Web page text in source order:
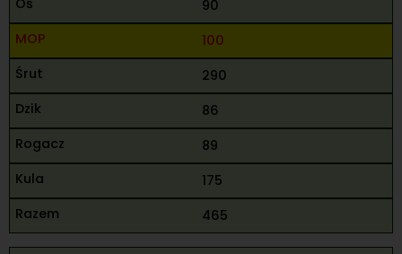
90
100
290
86
89
175
465